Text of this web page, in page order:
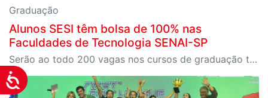
Acessibilidade
Graduação
Alunos SESI têm bolsa de 100% nas
Faculdades de Tecnologia SENAI-SP
Serão ao todo 200 vagas nos cursos de graduação tecnológica e bacharelado de engenharia; inscrições vão até 1º de dezembro.